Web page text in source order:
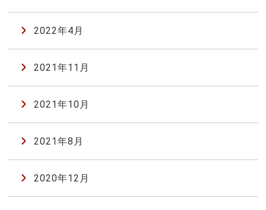
2022年4月
2021年11月
2021年10月
2021年8月
2020年12月